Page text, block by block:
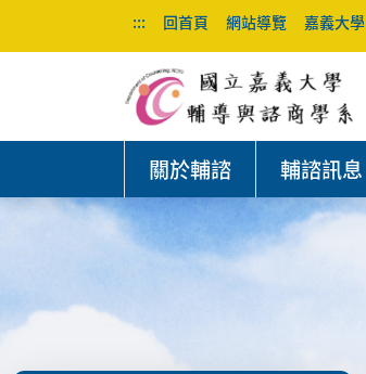
::: 回首頁 網站導覽 嘉義大學
關於輔諮 輔諮訊息